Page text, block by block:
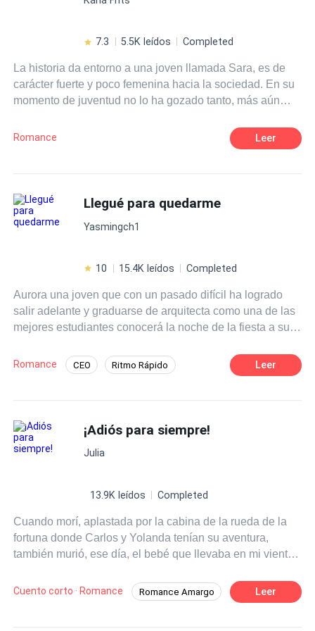
7.3 5.5K leídos Completed
La historia da entorno a una joven llamada Sara, es de
carácter fuerte y poco femenina hacia la sociedad. En su
momento de juventud no lo ha gozado tanto, más aún
momento trágico y para nada dichoso, en la cual quiere
ocultarlo a toda cosa y para colmo, tendrá que soportar
afecta la opinión de los demás. Al igual que Sara, oculta
un secreto, en la cual pertenece a una familia de la mafia.
Cómo todos los seres humanos tienen secretos que no
Romance Leer
Llegué para quedarme
Yasmingch1
10 15.4K leídos Completed
Aurora una joven que con un pasado difícil ha logrado
salir adelante y graduarse de arquitecta como una de las
mejores estudiantes conocerá la noche de la fiesta a su
excompañeros. Steve no podrá resistirse a los encantos
de esa pelirroja con ese vestido de fiesta que por azares
Romance CEO Ritmo Rápido Leer
¡Adiós para siempre!
Julia
13.9K leídos Completed
Cuando morí, aplastada por la cabina de la rueda de la
fortuna donde Carlos y Yolanda tenían su aventura,
también murió, ese día, el bebé que llevaba en mi vientre.
y se lo diera a ella, robándose también mi teléfono que
luego usó para difamarme y convencer a Carlos de que
Cuento corto · Romance Romance Amargo Leer